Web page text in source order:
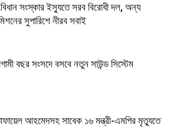
সংস্কার ইস্যুতে সরব বিরোধী দল, অন্য
সুপারিশে নীরব সবাই
বছর সংসদে বসবে নতুন সাউন্ড সিস্টেম
আহমেদসহ সাবেক ১৬ মন্ত্রী-এমপির মৃত্যুতে